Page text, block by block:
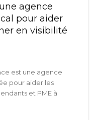
agence
pour aider
en visibilité
est une agence
pour aider les
et PME à